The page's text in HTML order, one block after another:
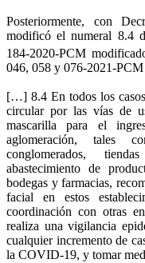
Posteriormente, con
modificó el numeral 8.4
184-2020-PCM
046, 058 y 076-2021-
[…] 8.4 En todos los
circular por las vías de
mascarilla para el
aglomeración, tales
conglomerados,
abastecimiento de
bodegas y farmacias,
facial en estos
coordinación con otras
realiza una vigilancia
cualquier incremento de
la COVID-19, y tomar